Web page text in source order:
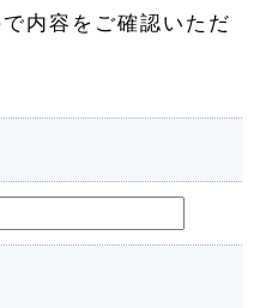
内容をご確認いただ